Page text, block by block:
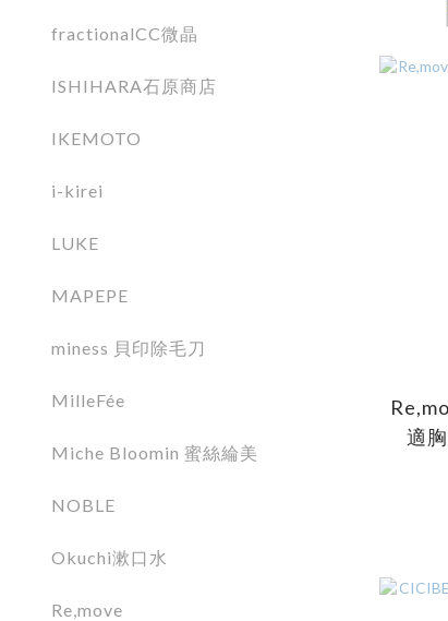
fractionalCC微晶
ISHIHARA石原商店
IKEMOTO
i-kirei
LUKE
MAPEPE
miness 貝印除毛刀
MilleFée
Miche Bloomin 蜜絲綸美
NOBLE
Okuchi漱口水
Re,move
適